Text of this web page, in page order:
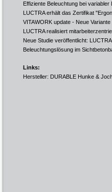
Effiziente Beleuchtung bei
LUCTRA erhält das Zertifikat
VITAWORK update - Neue
LUCTRA realisiert
Neue Studie veröffentlicht:
Beleuchtungslösung im
Links:
Hersteller: DURABLE Hunke &